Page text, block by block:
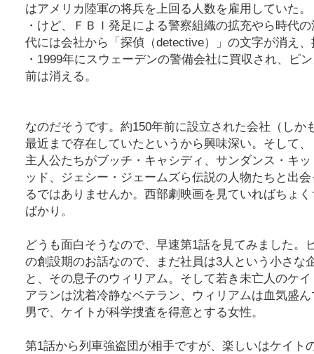
はアメリカ陸軍の将兵を上回る人数を雇用していた。
・けど、ＦＢＩ発足による警察組織の拡充やら時代
代には会社から「探偵（detective）」の文字が消え
・1999年にスウェーデンの警備会社に買収され、ピ
前は消える。
なのだそうです。約150年前に設立された会社（しか
最近まで存在していたというから興味深い。そして
主人公たちがブッチ・キャシディ、サンダンス・キ
ッド、ジェシー・ジェームズら伝説の人物たちと出
るではありませんか。西部劇映画を見ていればちょ
ばかり。
どうも面白そうなので、早速第1話を見てみました。
の創設期のお話なので、まだ社員は3人という小さな
と、その息子のウィリアム。そして若き未亡人のケ
アランは沈着冷静なベテラン、ウィリアムは血気盛
男で、ケイトが科学捜査を得意とする女性。
第1話から列車強盗団が相手ですが、楽しいはケイト